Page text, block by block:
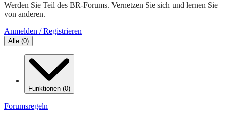
Werden Sie Teil des BR-Forums. Vernetzen Sie sich und lernen Sie
von anderen.
Anmelden / Registrieren
Alle (0)
Funktionen (0)
Forumsregeln